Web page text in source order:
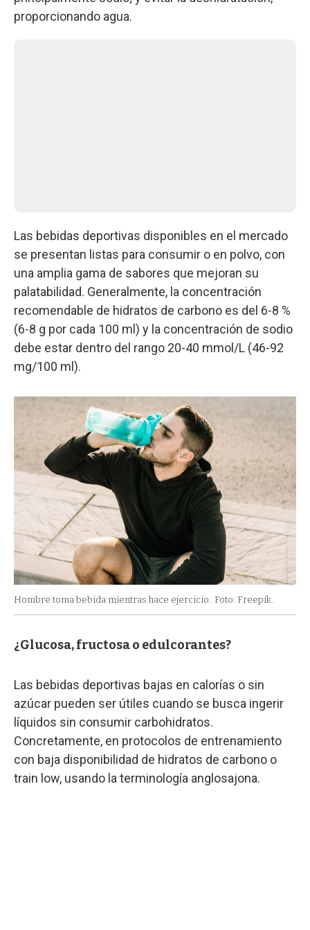
proporcionando agua.
Las bebidas deportivas disponibles en el mercado
se presentan listas para consumir o en polvo, con
una amplia gama de sabores que mejoran su
palatabilidad. Generalmente, la concentración
recomendable de hidratos de carbono es del 6-8 %
(6-8 g por cada 100 ml) y la concentración de sodio
debe estar dentro del rango 20-40 mmol/L (46-92
mg/100 ml).
Hombre toma bebida mientras hace ejercicio. Foto: Freepik.
¿Glucosa, fructosa o edulcorantes?
Las bebidas deportivas bajas en calorías o sin
azúcar pueden ser útiles cuando se busca ingerir
líquidos sin consumir carbohidratos.
Concretamente, en protocolos de entrenamiento
con baja disponibilidad de hidratos de carbono o
train low, usando la terminología anglosajona.